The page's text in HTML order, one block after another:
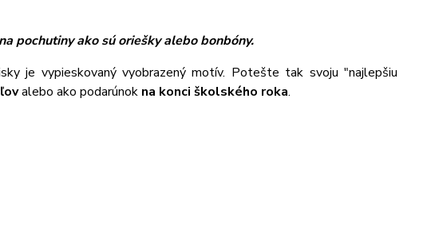
pochutiny ako sú oriešky alebo bonbóny.
je vypieskovaný vyobrazený motív. Potešte tak svoju "najlepšiu
alebo ako podarúnok na konci školského roka.